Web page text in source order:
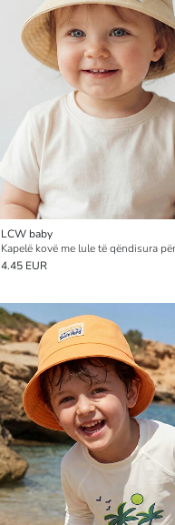
LCW baby
4.45 EUR